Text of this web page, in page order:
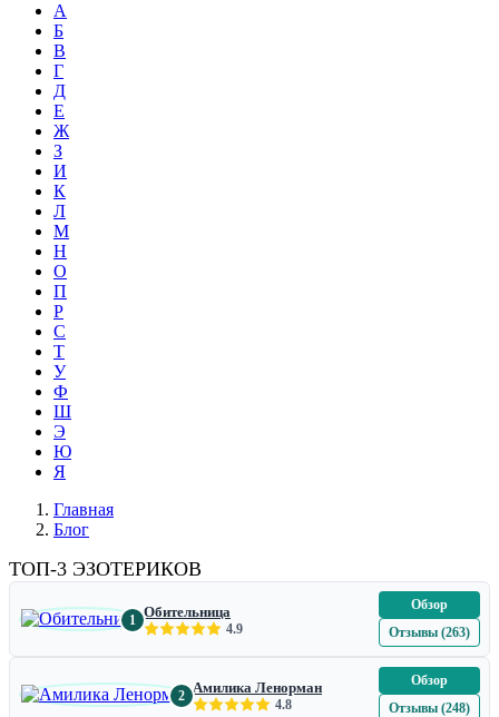
А
Б
В
Г
Д
Е
Ж
З
И
К
Л
М
Н
О
П
Р
С
Т
У
Ф
Ш
Э
Ю
Я
Главная
Блог
ТОП-3 ЭЗОТЕРИКОВ
1 Обительница
4.9
Обзор
Отзывы (263)
2 Амилика Ленорман
4.8
Обзор
Отзывы (248)